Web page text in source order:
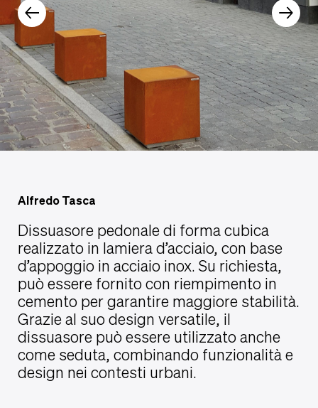
Alfredo Tasca
Dissuasore pedonale di forma cubica
realizzato in lamiera d’acciaio, con base
d’appoggio in acciaio inox. Su richiesta,
può essere fornito con riempimento in
cemento per garantire maggiore stabilità.
Grazie al suo design versatile, il
dissuasore può essere utilizzato anche
come seduta, combinando funzionalità e
design nei contesti urbani.